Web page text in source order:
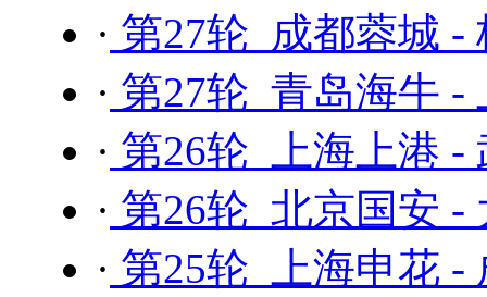
· 第27轮 成都蓉城 -
· 第27轮 青岛海牛 -
· 第26轮 上海上港 -
· 第26轮 北京国安 -
· 第25轮 上海申花 -